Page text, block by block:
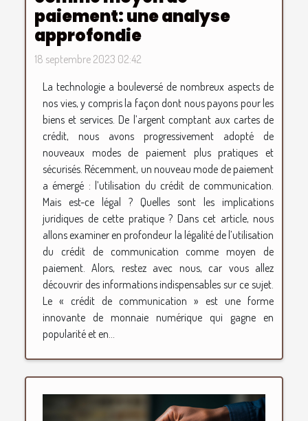
paiement: une analyse
approfondie
18 septembre 2023 02:42
La technologie a bouleversé de nombreux aspects de
nos vies, y compris la façon dont nous payons pour les
biens et services. De l’argent comptant aux cartes de
crédit, nous avons progressivement adopté de
nouveaux modes de paiement plus pratiques et
sécurisés. Récemment, un nouveau mode de paiement
a émergé : l’utilisation du crédit de communication.
Mais est-ce légal ? Quelles sont les implications
juridiques de cette pratique ? Dans cet article, nous
allons examiner en profondeur la légalité de l’utilisation
du crédit de communication comme moyen de
paiement. Alors, restez avec nous, car vous allez
découvrir des informations indispensables sur ce sujet.
Le « crédit de communication » est une forme
innovante de monnaie numérique qui gagne en
popularité et en...